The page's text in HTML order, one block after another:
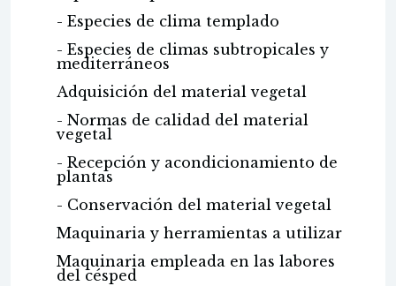
- Especies de clima templado
- Especies de climas subtropicales y
mediterráneos
Adquisición del material vegetal
- Normas de calidad del material
vegetal
- Recepción y acondicionamiento de
plantas
- Conservación del material vegetal
Maquinaria y herramientas a utilizar
Maquinaria empleada en las labores
del césped